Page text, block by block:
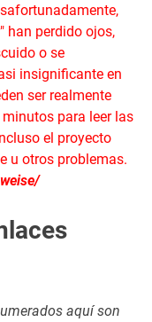
han perdido ojos,
o se
insignificante en
ser realmente
para leer las
el proyecto
u otros problemas.
aquí son